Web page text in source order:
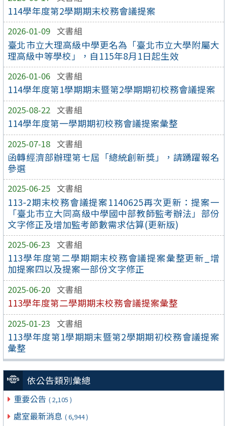
114學年度第2學期期末校務會議提案
2026-01-09 文書組
臺北市立大理高級中學更名為「臺北市立大學附屬大
理高級中等學校」，自115年8月1日起生效
2026-01-06 文書組
114學年度第1學期期末暨第2學期期初校務會議提案
2025-08-22 文書組
114學年度第一學期期初校務會議提案彙整
2025-07-18 文書組
函轉經濟部辦理第七屆「總統創新獎」，請踴躍報名
參選
2025-06-25 文書組
113-2期末校務會議提案1140625再次更新：提案一
「臺北市立大同高級中學國中部教師監考辦法」部份
文字修正及增加監考節數需求估算(更新版)
2025-06-23 文書組
113學年度第二學期期末校務會議提案彙整更新_增
加提案四以及提案一部份文字修正
2025-06-20 文書組
113學年度第二學期期末校務會議提案彙整
2025-01-23 文書組
113學年度第1學期期末暨第2學期期初校務會議提案
彙整
依公告類別彙總
重要公告 ( 2,105 )
處室最新消息 ( 6,944 )